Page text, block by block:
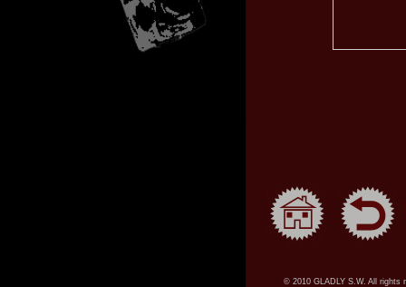
© 2010 GLADLY S.W. All